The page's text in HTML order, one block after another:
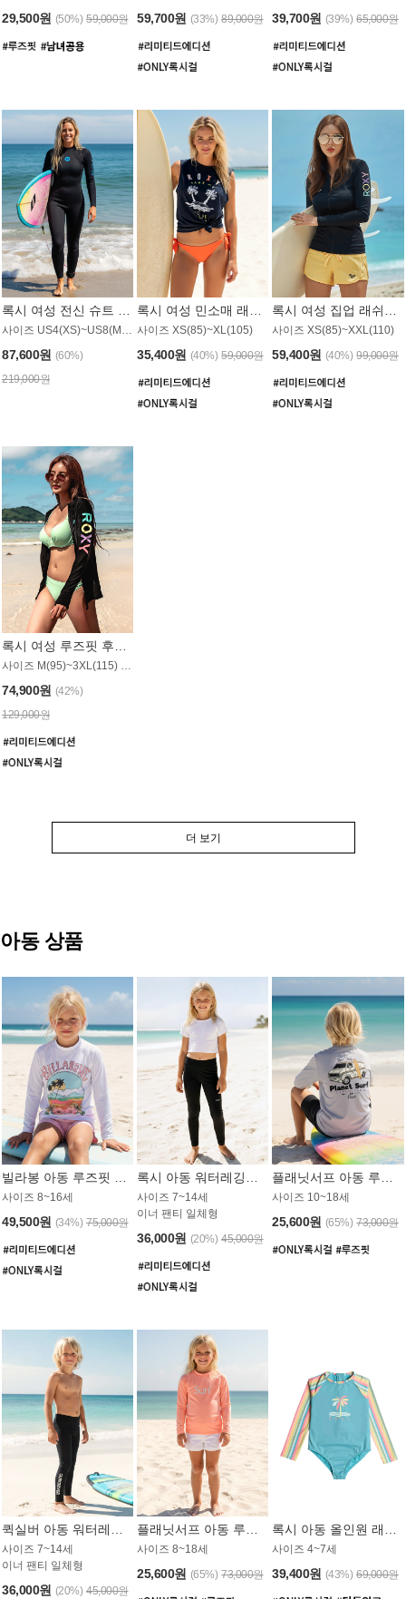
29,500원 (50%) 59,000원 59,700원 (33%) 89,000원 39,700원 (39%) 65,000원
87,600원 (60%)
219,000원
사이즈 XS(85)~XL(105)
35,400원 (40%) 59,000원
사이즈 XS(85)~XXL(110)
59,400원 (40%) 99,000원
록시 여성 루즈핏 후드 래쉬가드 WT900BRX
사이즈 M(95)~3XL(115) / 롱기장 타입
74,900원 (42%)
129,000원
더 보기
아동 상품
사이즈 8~16세
49,500원 (34%) 75,000원
사이즈 7~14세
이너 팬티 일체형
36,000원 (20%) 45,000원
사이즈 10~18세
25,600원 (65%) 73,000원
사이즈 7~14세
이너 팬티 일체형
36,000원 (20%) 45,000원
사이즈 8~18세
25,600원 (65%) 73,000원
사이즈 4~7세
39,400원 (43%) 69,000원